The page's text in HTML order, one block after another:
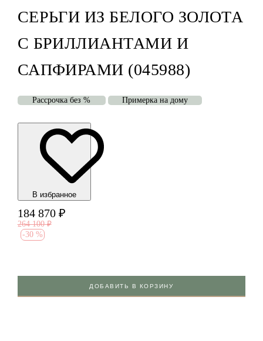
СЕРЬГИ ИЗ БЕЛОГО ЗОЛОТА
С БРИЛЛИАНТАМИ И
САПФИРАМИ (045988)
Рассрочка без % Примерка на дому
В избранноe
184 870 ₽
264 100 ₽
-30 %
ДОБАВИТЬ В КОРЗИНУ